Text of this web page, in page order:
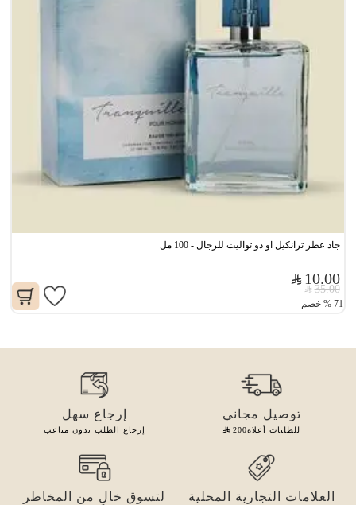
جاد عطر ترانكيل او دو تواليت للرجال - 100 مل
10.00
35.00
71
% خصم
توصيل مجاني
للطلبات أعلاه200
إرجاع سهل
إرجاع الطلب بدون متاعب
العلامات التجارية المحلية لتسوق خالٍ من المخاطر